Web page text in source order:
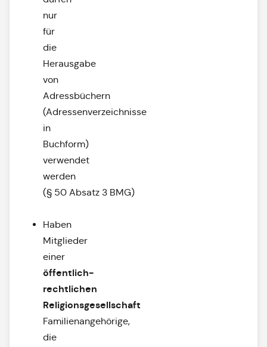
nur
für
die
Herausgabe
von
Adressbüchern
(Adressenverzeichnisse
in
Buchform)
verwendet
werden
(§ 50 Absatz 3 BMG)
Haben
Mitglieder
einer
öffentlich-
rechtlichen
Religionsgesellschaft
Familienangehörige,
die